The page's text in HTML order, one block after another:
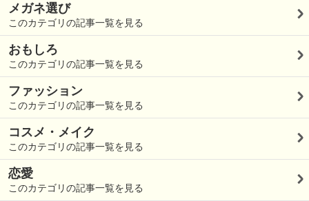
メガネ選び
このカテゴリの記事一覧を見る
おもしろ
このカテゴリの記事一覧を見る
ファッション
このカテゴリの記事一覧を見る
コスメ・メイク
このカテゴリの記事一覧を見る
恋愛
このカテゴリの記事一覧を見る